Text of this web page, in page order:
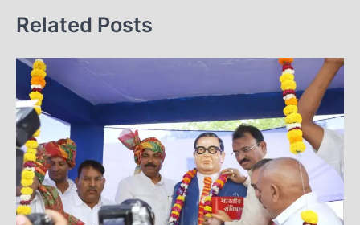
a
v
i
a
t
i
o
n
Related Posts